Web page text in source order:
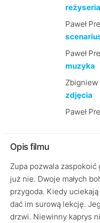
reżyseria
Paweł
Paweł
muzyka
Zbigniew
zdjęcia
Paweł
Opis filmu
Zupa pozwala zaspokoić
już nie. Dwoje małych
przygoda. Kiedy
dać im surową lekcję.
drzwi. Niewinny kaprys